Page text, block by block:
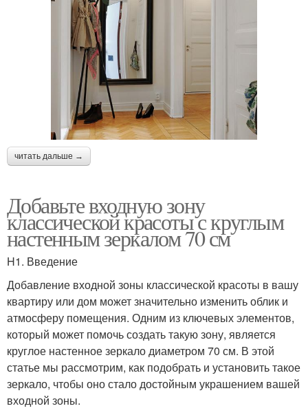
читать дальше →
Добавьте входную зону
классической красоты с круглым
настенным зеркалом 70 см
H1. Введение
Добавление входной зоны классической красоты в вашу
квартиру или дом может значительно изменить облик и
атмосферу помещения. Одним из ключевых элементов,
который может помочь создать такую зону, является
круглое настенное зеркало диаметром 70 см. В этой
статье мы рассмотрим, как подобрать и установить такое
зеркало, чтобы оно стало достойным украшением вашей
входной зоны.